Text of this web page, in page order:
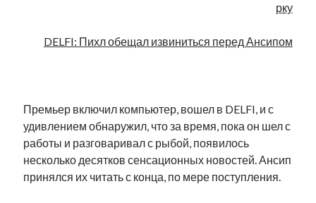
рку
DELFI: Пихл обещал извиниться перед Ансипом
Премьер включил компьютер, вошел в DELFI, и с
удивлением обнаружил, что за время, пока он шел с
работы и разговаривал с рыбой, появилось
несколько десятков сенсационных новостей. Ансип
принялся их читать с конца, по мере поступления.